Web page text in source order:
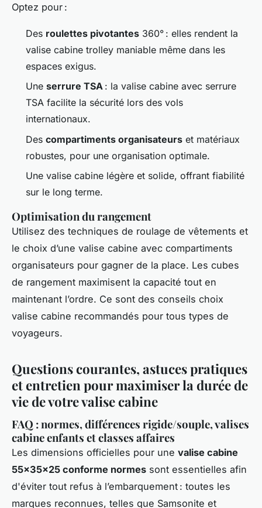
Optez pour :
Des roulettes pivotantes 360° : elles rendent la
valise cabine trolley maniable même dans les
espaces exigus.
Une serrure TSA : la valise cabine avec serrure
TSA facilite la sécurité lors des vols
internationaux.
Des compartiments organisateurs et matériaux
robustes, pour une organisation optimale.
Une valise cabine légère et solide, offrant fiabilité
sur le long terme.
Optimisation du rangement
Utilisez des techniques de roulage de vêtements et
le choix d’une valise cabine avec compartiments
organisateurs pour gagner de la place. Les cubes
de rangement maximisent la capacité tout en
maintenant l’ordre. Ce sont des conseils choix
valise cabine recommandés pour tous types de
voyageurs.
Questions courantes, astuces pratiques
et entretien pour maximiser la durée de
vie de votre valise cabine
FAQ : normes, différences rigide/souple, valises
cabine enfants et classes affaires
Les dimensions officielles pour une valise cabine
55x35x25 conforme normes sont essentielles afin
d'éviter tout refus à l’embarquement : toutes les
marques reconnues, telles que Samsonite et